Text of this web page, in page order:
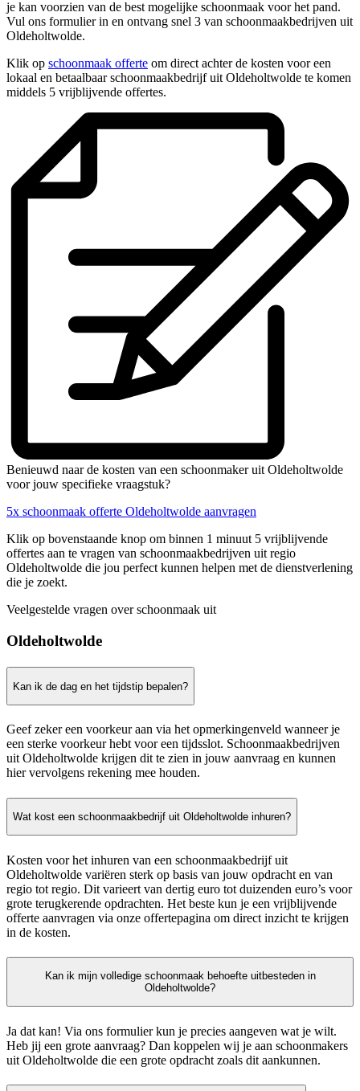
je kan voorzien van de best mogelijke schoonmaak voor het pand.
Vul ons formulier in en ontvang snel 3 van schoonmaakbedrijven uit
Oldeholtwolde.
Klik op schoonmaak offerte om direct achter de kosten voor een
lokaal en betaalbaar schoonmaakbedrijf uit Oldeholtwolde te komen
middels 5 vrijblijvende offertes.
Benieuwd naar de kosten van een schoonmaker uit Oldeholtwolde
voor jouw specifieke vraagstuk?
5x schoonmaak offerte Oldeholtwolde aanvragen
Klik op bovenstaande knop om binnen 1 minuut 5 vrijblijvende
offertes aan te vragen van schoonmaakbedrijven uit regio
Oldeholtwolde die jou perfect kunnen helpen met de dienstverlening
die je zoekt.
Veelgestelde vragen over schoonmaak uit
Oldeholtwolde
Kan ik de dag en het tijdstip bepalen?
Geef zeker een voorkeur aan via het opmerkingenveld wanneer je
een sterke voorkeur hebt voor een tijdsslot. Schoonmaakbedrijven
uit Oldeholtwolde krijgen dit te zien in jouw aanvraag en kunnen
hier vervolgens rekening mee houden.
Wat kost een schoonmaakbedrijf uit Oldeholtwolde inhuren?
Kosten voor het inhuren van een schoonmaakbedrijf uit
Oldeholtwolde variëren sterk op basis van jouw opdracht en van
regio tot regio. Dit varieert van dertig euro tot duizenden euro’s voor
grote terugkerende opdrachten. Het beste kun je een vrijblijvende
offerte aanvragen via onze offertepagina om direct inzicht te krijgen
in de kosten.
Kan ik mijn volledige schoonmaak behoefte uitbesteden in
Oldeholtwolde?
Ja dat kan! Via ons formulier kun je precies aangeven wat je wilt.
Heb jij een grote aanvraag? Dan koppelen wij je aan schoonmakers
uit Oldeholtwolde die een grote opdracht zoals dit aankunnen.